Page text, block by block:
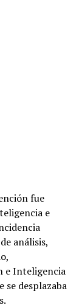
fue
e
análisis,
e Inteligencia
desplazaba